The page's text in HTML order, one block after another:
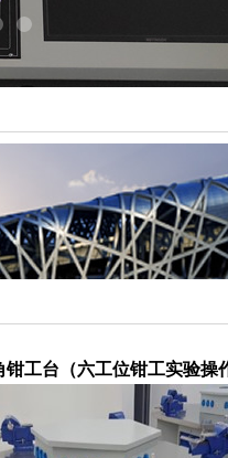
钳工台（六工位钳工实验操